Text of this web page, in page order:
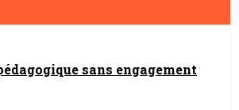
sans engagement